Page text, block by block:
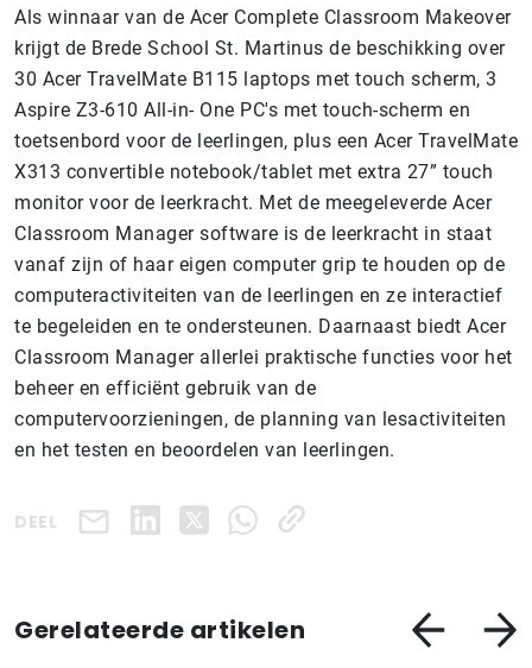
Als winnaar van de Acer Complete Classroom Makeover
krijgt de Brede School St. Martinus de beschikking over
30 Acer TravelMate B115 laptops met touch scherm, 3
Aspire Z3-610 All-in- One PC's met touch-scherm en
toetsenbord voor de leerlingen, plus een Acer TravelMate
X313 convertible notebook/tablet met extra 27” touch
monitor voor de leerkracht. Met de meegeleverde Acer
Classroom Manager software is de leerkracht in staat
vanaf zijn of haar eigen computer grip te houden op de
computeractiviteiten van de leerlingen en ze interactief
te begeleiden en te ondersteunen. Daarnaast biedt Acer
Classroom Manager allerlei praktische functies voor het
beheer en efficiënt gebruik van de
computervoorzieningen, de planning van lesactiviteiten
en het testen en beoordelen van leerlingen.
DEEL
Gerelateerde artikelen